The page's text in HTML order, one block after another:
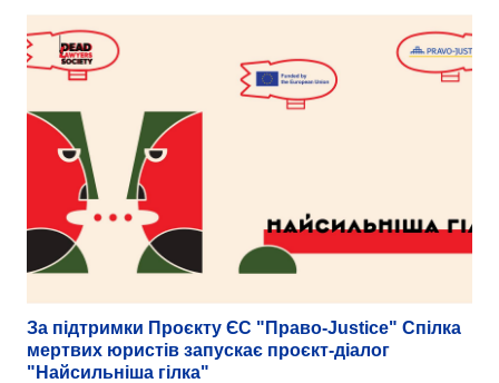
За підтримки Проєкту ЄС "Право-Justice" Спілка
мертвих юристів запускає проєкт-діалог
"Найсильніша гілка"